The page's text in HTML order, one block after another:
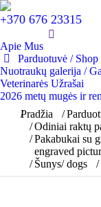
+370 676 23315
Apie Mus
Parduotuvė / Shop
Nuotraukų galerija /
Veterinarės Užrašai
2026 metų mugės ir
You are here:
Pradžia
Odiniai raktų
Pakabukai su
engraved
Šunys/ dogs